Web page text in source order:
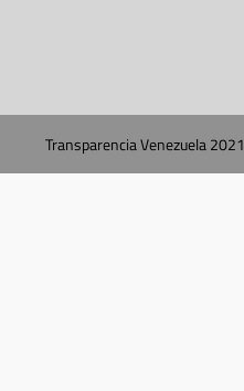
Transparencia Venezuela